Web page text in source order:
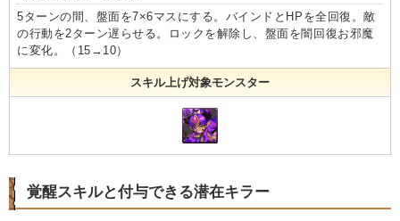
5ターンの間、盤面を7×6マスにする。バインドとHPを全回復。敵
の行動を2ターン遅らせる。ロックを解除し、盤面を闇回復お邪魔
に変化。（15→10）
スキル上げ対象モンスター
覚醒スキルと付与できる潜在キラー